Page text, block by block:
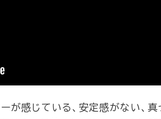
が感じている、安定感がない、